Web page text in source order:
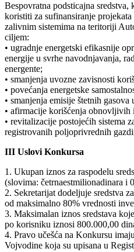
Bespovratna podsticajna sredstva,
koristiti za sufinansiranje
zalivnim sistemima na teritoriji
ciljem:
• ugradnje energetski efikasnije
energije u svrhe navodnjavanja,
energente;
• smanjenja uvozne zavisnosti
• povećanja energetske
• smanjenja emisije štetnih gasova
• afirmacije korišćenja obnovljivih
• revitalizacije postojećih sistema
registrovanih poljoprivrednih
III Uslovi Konkursa
1. Ukupan iznos za raspodelu
(slovima: četrnaestmilionadinara i
2. Sekretarijat dodeljuje sredstva
od maksimalno 80% vrednosti
3. Maksimalan iznos sredstava
po korisniku iznosi 800.000,00
4. Pravo učešća na Konkursu
Vojvodine koja su upisana u